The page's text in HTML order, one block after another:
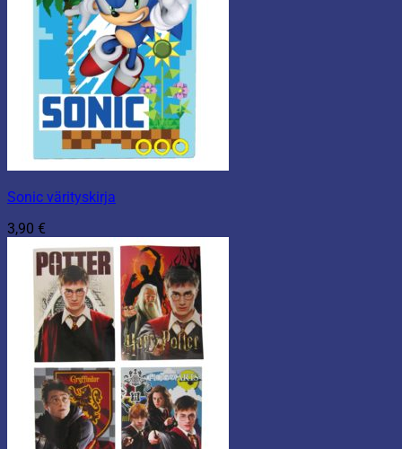
Sonic värityskirja
3,90 €